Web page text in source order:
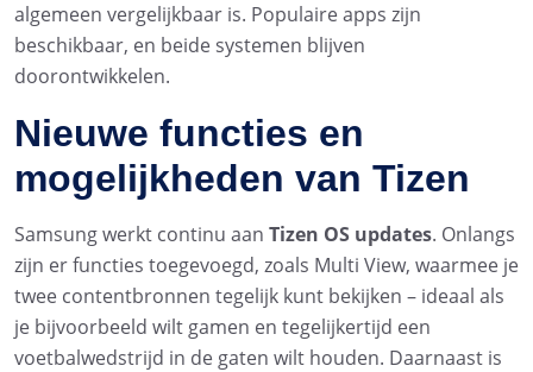
algemeen vergelijkbaar is. Populaire apps zijn
beschikbaar, en beide systemen blijven
doorontwikkelen.
Nieuwe functies en
mogelijkheden van Tizen
Samsung werkt continu aan Tizen OS updates. Onlangs
zijn er functies toegevoegd, zoals Multi View, waarmee je
twee contentbronnen tegelijk kunt bekijken – ideaal als
je bijvoorbeeld wilt gamen en tegelijkertijd een
voetbalwedstrijd in de gaten wilt houden. Daarnaast is